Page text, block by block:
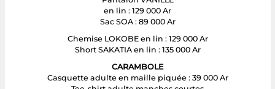
Pantalon VANILLE
Chemise LOKOBE en lin : 129 000 Ar
CARAMBOLE
Casquette adulte en maille piquée : 39 000 Ar